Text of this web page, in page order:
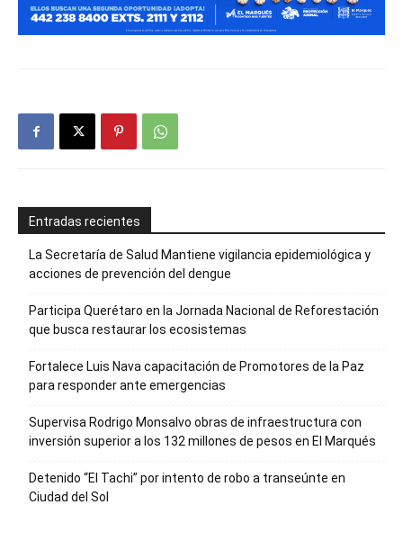
Entradas recientes
La Secretaría de Salud Mantiene vigilancia epidemiológica y
acciones de prevención del dengue
Participa Querétaro en la Jornada Nacional de Reforestación
que busca restaurar los ecosistemas
Fortalece Luis Nava capacitación de Promotores de la Paz
para responder ante emergencias
Supervisa Rodrigo Monsalvo obras de infraestructura con
inversión superior a los 132 millones de pesos en El Marqués
Detenido “El Tachi” por intento de robo a transeúnte en
Ciudad del Sol